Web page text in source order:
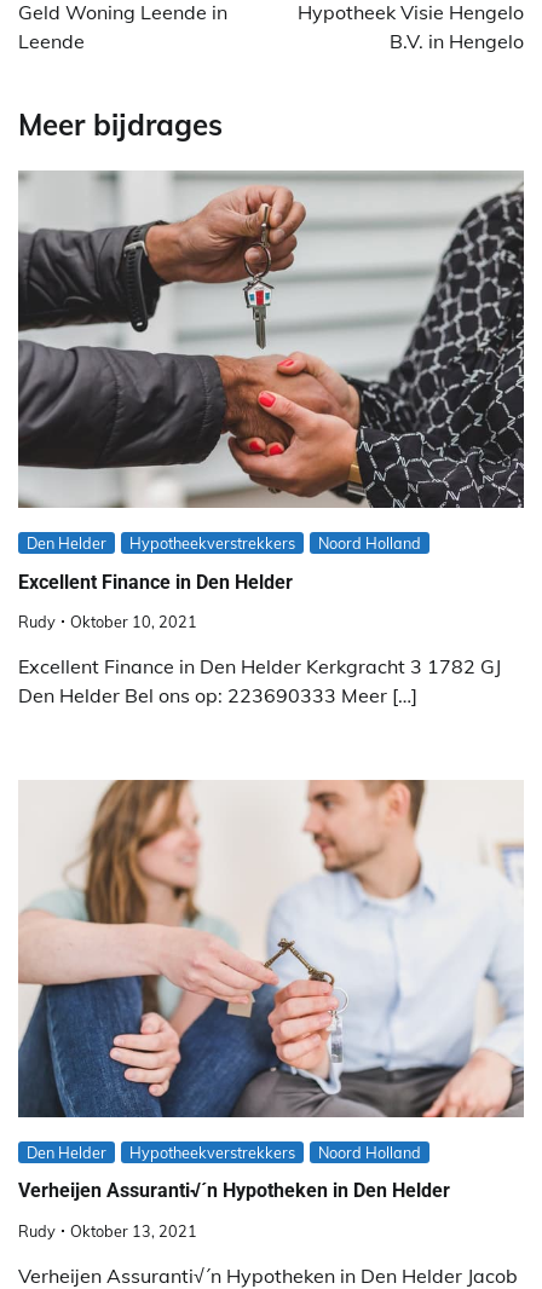
Geld Woning Leende in
Leende
Hypotheek Visie Hengelo
B.V. in Hengelo
Meer bijdrages
Den Helder Hypotheekverstrekkers Noord Holland
Excellent Finance in Den Helder
Rudy Oktober 10, 2021
Excellent Finance in Den Helder Kerkgracht 3 1782 GJ
Den Helder Bel ons op: 223690333 Meer […]
Den Helder Hypotheekverstrekkers Noord Holland
Verheijen Assuranti√´n Hypotheken in Den Helder
Rudy Oktober 13, 2021
Verheijen Assuranti√´n Hypotheken in Den Helder Jacob